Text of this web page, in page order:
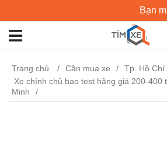
Bạn
Trang chủ Cần mua xe
Tp. Hồ Chí
Xe chính chủ bao test hãng giá 200-400
Minh